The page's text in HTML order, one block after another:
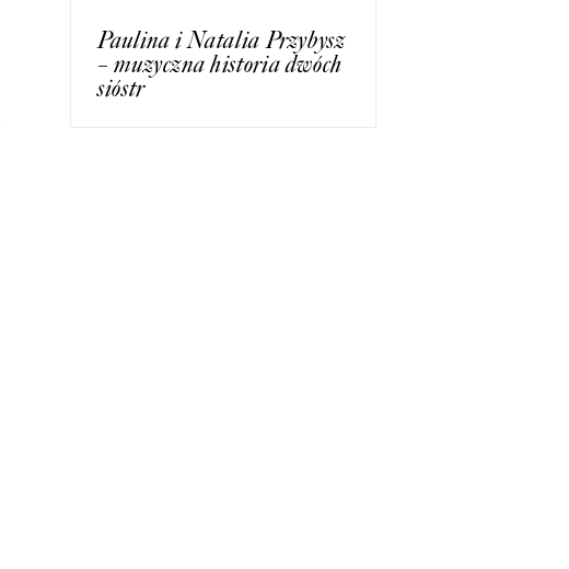
Paulina i Natalia Przybysz
– muzyczna historia dwóch
sióstr